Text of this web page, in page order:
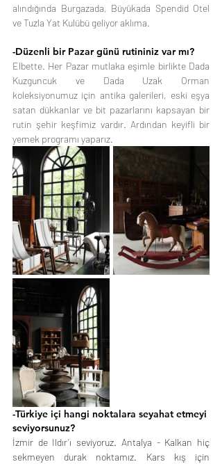
alındığında Burgazada, Büyükada Spendid Otel
ve Tuzla Yat Kulübü geliyor aklıma.
-Düzenli bir Pazar günü rutininiz var mı?
Elbette. Her Pazar mutlaka eşimle birlikte Dada
Kuzguncuk ve Dada Uzak Orman
koleksiyonumuz için antika galerileri, eski eşya
satan dükkanlar ve bit pazarlarını kapsayan bir
rutin şehir keşfimiz vardır. Ardından keyifli bir
yemek programı yaparız.
-Türkiye içi hangi noktalara seyahat etmeyi
seviyorsunuz?
İzmir de Ildır’ı seviyoruz. Antalya - Kalkan hiç
sekmeyen durak noktamız. Kars kış için